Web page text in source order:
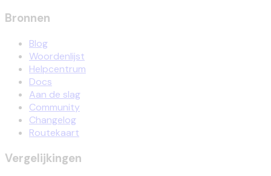
Bronnen
Blog
Woordenlijst
Helpcentrum
Docs
Aan de slag
Community
Changelog
Routekaart
Vergelijkingen